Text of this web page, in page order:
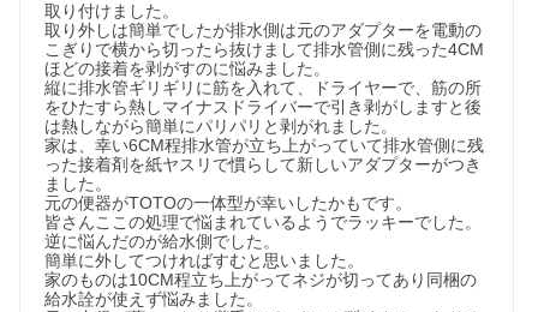
取り付けました。
取り外しは簡単でしたが排水側は元のアダプターを電動の
こぎりで横から切ったら抜けまして排水管側に残った4CM
ほどの接着を剥がすのに悩みました。
縦に排水管ギリギリに筋を入れて、ドライヤーで、筋の所
をひたすら熱しマイナスドライバーで引き剥がしますと後
は熱しながら簡単にパリパリと剥がれました。
家は、幸い6CM程排水管が立ち上がっていて排水管側に残
った接着剤を紙ヤスリで慣らして新しいアダプターがつき
ました。
元の便器がTOTOの一体型が幸いしたかもです。
皆さんここの処理で悩まれているようでラッキーでした。
逆に悩んだのが給水側でした。
簡単に外してつければすむと思いました。
家のものは10CM程立ち上がってネジが切ってあり同梱の
給水詮が使えず悩みました。